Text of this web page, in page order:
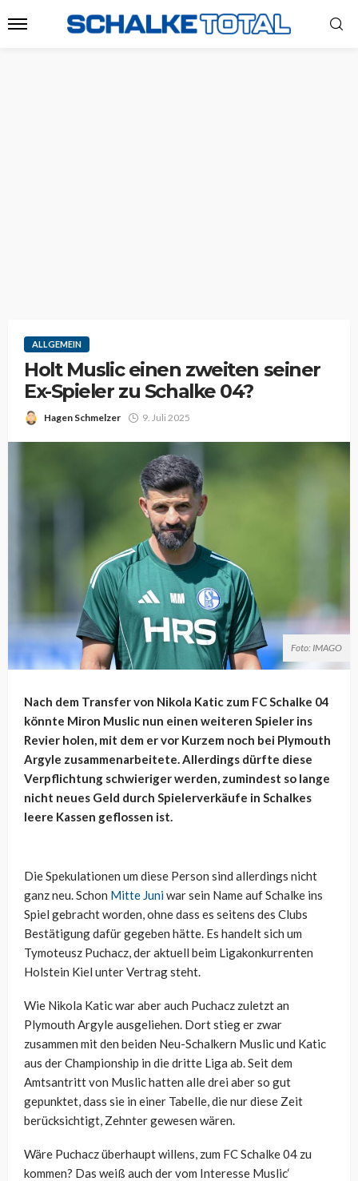
ALLGEMEIN
Holt Muslic einen zweiten seiner
Ex-Spieler zu Schalke 04?
Hagen Schmelzer 9. Juli 2025
Foto: IMAGO
Nach dem Transfer von Nikola Katic zum FC Schalke 04
könnte Miron Muslic nun einen weiteren Spieler ins
Revier holen, mit dem er vor Kurzem noch bei Plymouth
Argyle zusammenarbeitete. Allerdings dürfte diese
Verpflichtung schwieriger werden, zumindest so lange
nicht neues Geld durch Spielerverkäufe in Schalkes
leere Kassen geflossen ist.
Die Spekulationen um diese Person sind allerdings nicht
ganz neu. Schon Mitte Juniwar sein Name auf Schalke ins
Spiel gebracht worden, ohne dass es seitens des Clubs
Bestätigung dafür gegeben hätte. Es handelt sich um
Tymoteusz Puchacz, der aktuell beim Ligakonkurrenten
Holstein Kiel unter Vertrag steht.
Wie Nikola Katic war aber auch Puchacz zuletzt an
Plymouth Argyle ausgeliehen. Dort stieg er zwar
zusammen mit den beiden Neu-Schalkern Muslic und Katic
aus der Championship in die dritte Liga ab. Seit dem
Amtsantritt von Muslic hatten alle drei aber so gut
gepunktet, dass sie in einer Tabelle, die nur diese Zeit
berücksichtigt, Zehnter gewesen wären.
Wäre Puchacz überhaupt willens, zum FC Schalke 04 zu
kommen? Das weiß auch der vom Interesse Muslic‘